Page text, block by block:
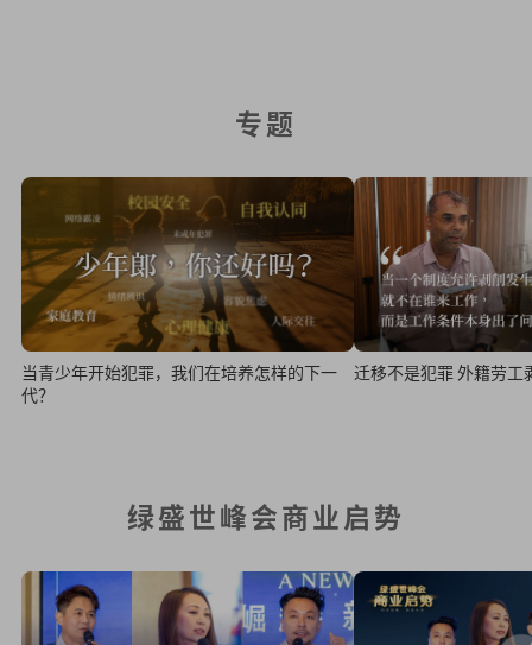
专题
当青少年开始犯罪，我们在培养怎样的下一
代？
迁移不是犯罪 外籍劳工
绿盛世峰会商业启势